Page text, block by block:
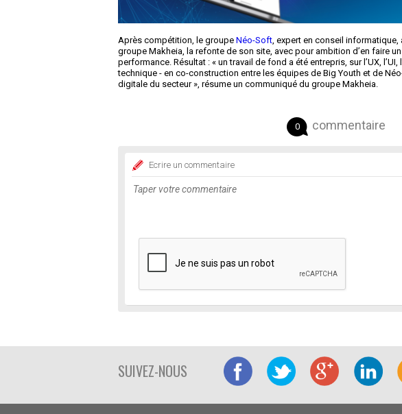
Après compétition, le groupe Néo-Soft, expert en conseil informatique,
groupe Makheia, la refonte de son site, avec pour ambition d’en faire
performance. Résultat : « un travail de fond a été entrepris, sur l’UX,
technique - en co-construction entre les équipes de Big Youth et de
digitale du secteur », résume un communiqué du groupe Makheia.
0 commentaire
Ecrire un commentaire
SUIVEZ-NOUS